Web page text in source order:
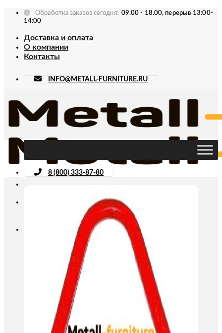
Skip
Обработка заказов сегодня: 09.00 - 18.00, перерыв 13:00-
14:00
Доставка и оплата
О компании
Контакты
INFO@METALL-FURNITURE.RU
8 (800) 333-87-80